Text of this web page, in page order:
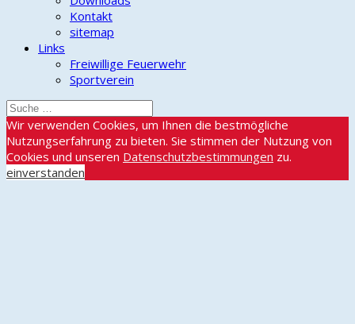
Kontakt
sitemap
Links
Freiwillige Feuerwehr
Sportverein
Wir verwenden Cookies, um Ihnen die bestmögliche
Nutzungserfahrung zu bieten. Sie stimmen der Nutzung von
Cookies und unseren Datenschutzbestimmungen zu.
einverstanden